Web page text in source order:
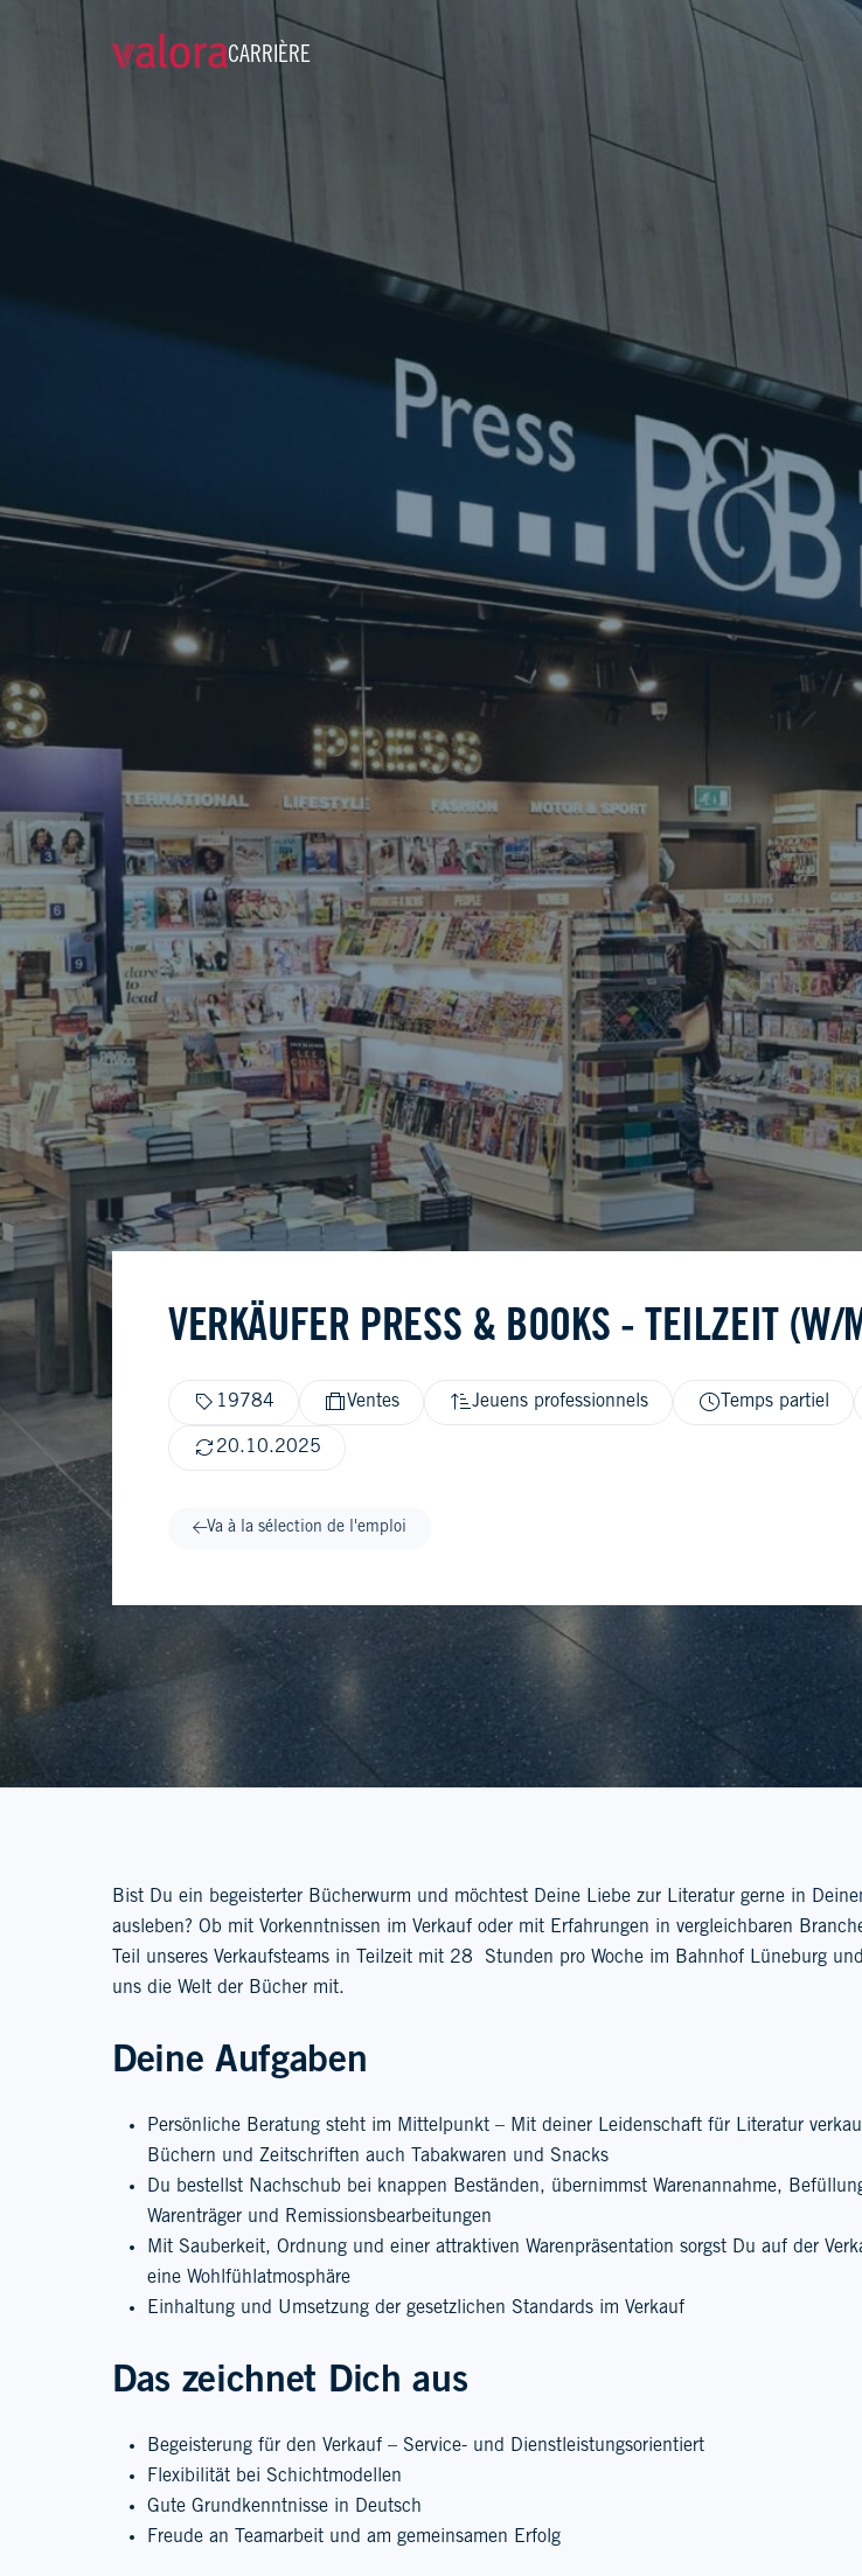
CARRIÈRE
Verkäufer Press & Books - Teilzeit (w/m/d) •
VERKÄUFER PRESS & BOOKS - TEILZEIT (W/
19784 Ventes Jeuens professionnels Temps partiel
20.10.2025
Va à la sélection de l'emploi
Bist Du ein begeisterter Bücherwurm und möchtest Deine Liebe zur Literatur gerne in
ausleben? Ob mit Vorkenntnissen im Verkauf oder mit Erfahrungen in vergleichbaren
Teil unseres Verkaufsteams in Teilzeit mit 28 Stunden pro Woche im Bahnhof Lüneburg
uns die Welt der Bücher mit.
Deine Aufgaben
Persönliche Beratung steht im Mittelpunkt – Mit deiner Leidenschaft für Literatur
Büchern und Zeitschriften auch Tabakwaren und Snacks
Du bestellst Nachschub bei knappen Beständen, übernimmst Warenannahme,
Warenträger und Remissionsbearbeitungen
Mit Sauberkeit, Ordnung und einer attraktiven Warenpräsentation sorgst Du auf der
eine Wohlfühlatmosphäre
Einhaltung und Umsetzung der gesetzlichen Standards im Verkauf
Das zeichnet Dich aus
Begeisterung für den Verkauf – Service- und Dienstleistungsorientiert
Flexibilität bei Schichtmodellen
Gute Grundkenntnisse in Deutsch
Freude an Teamarbeit und am gemeinsamen Erfolg